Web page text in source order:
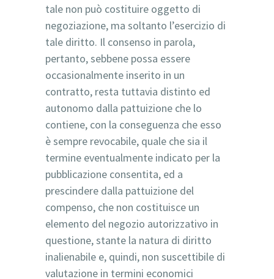
tale non può costituire oggetto di
negoziazione, ma soltanto l’esercizio di
tale diritto. Il consenso in parola,
pertanto, sebbene possa essere
occasionalmente inserito in un
contratto, resta tuttavia distinto ed
autonomo dalla pattuizione che lo
contiene, con la conseguenza che esso
è sempre revocabile, quale che sia il
termine eventualmente indicato per la
pubblicazione consentita, ed a
prescindere dalla pattuizione del
compenso, che non costituisce un
elemento del negozio autorizzativo in
questione, stante la natura di diritto
inalienabile e, quindi, non suscettibile di
valutazione in termini economici